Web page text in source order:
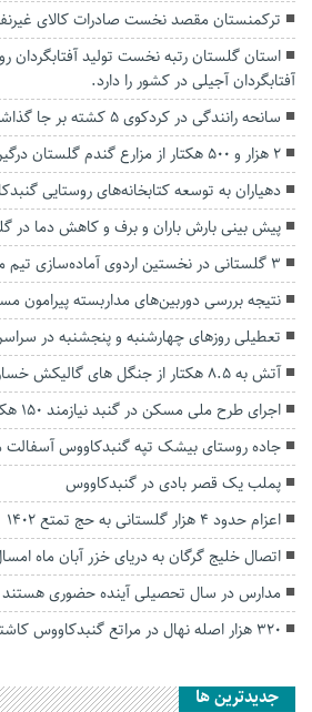
ترکمنستان مقصد نخست صادرات کالای
استان گلستان رتبه نخست تولید آفتابگردان
آفتابگردان آجیلی در کشور را دارد.
سانحه رانندگی در کردکوی ۵ کشته بر جا گذاشت.
۲ هزار و ۵۰۰ هکتار از مزارع گندم گلستان درگیر بیماری شد
دهیاران به توسعه کتابخانه‌های روستایی
پیش بینی بارش باران و برف و کاهش دما در
3 گلستانی در نخستین اردوی آماده‌سازی تیم ملی والیبال
نتیجه بررسی دوربین‌های مداربسته پیرامون
تعطیلی روزهای چهارشنبه و پنجشنبه در
آتش به ۸.۵ هکتار از جنگل های گالیکش خسارت زد
اجرای طرح ملی مسکن در گنبد نیازمند ۱۵۰ هکتار زمین
جاده روستای بیشک تپه گنبدکاووس
پملب یک قصر بادی در گنبدکاووس
اعزام حدود ۴ هزار گلستانی به حج تمتع ۱۴۰۲
اتصال خلیج گرگان به دریای خزر آبان ماه
مدارس در سال تحصیلی آینده حضوری هستند
۳۲۰ هزار اصله نهال در مراتع گنبدکاووس کاشته شد
جديدترين ها